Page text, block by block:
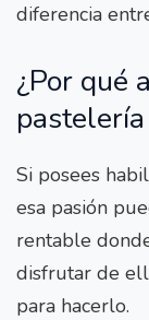
diferencia
¿Por qué
Si posees
esa pasión
rentable
disfrutar de
para hacerlo.